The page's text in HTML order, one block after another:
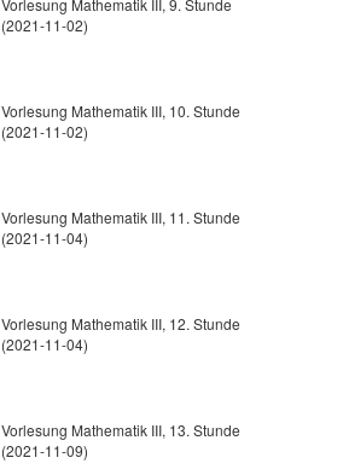
Vorlesung Mathematik III, 9. Stunde
(2021-11-02)
Vorlesung Mathematik III, 10. Stunde
(2021-11-02)
Vorlesung Mathematik III, 11. Stunde
(2021-11-04)
Vorlesung Mathematik III, 12. Stunde
(2021-11-04)
Vorlesung Mathematik III, 13. Stunde
(2021-11-09)